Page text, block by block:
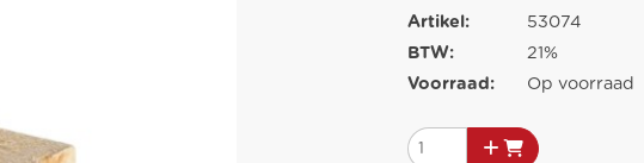
Artikel:
53074
BTW:
21%
Voorraad:
Op voorraad